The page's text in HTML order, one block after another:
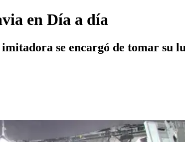
en Día a día
se encargó de tomar su